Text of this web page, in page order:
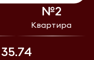
№2
Квартира
35.74